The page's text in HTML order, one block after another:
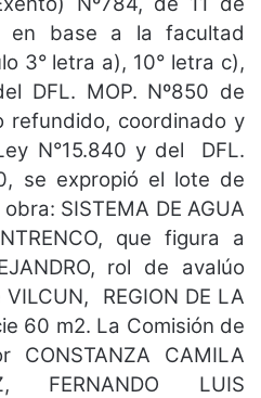
en base a la facultad
3° letra a), 10° letra c),
DFL. MOP. Nº850 de
refundido, coordinado y
N°15.840 y del DFL.
se expropió el lote de
SISTEMA DE AGUA
que figura a
rol de avalúo
REGION DE LA
60 m2. La Comisión de
CONSTANZA CAMILA
FERNANDO LUIS